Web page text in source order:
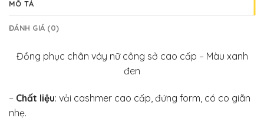
MÔ TẢ
ĐÁNH GIÁ (0)
Đồng phục chân váy nữ công sở cao cấp – Màu xanh
đen
– Chất liệu: vải cashmer cao cấp, đứng form, có co giãn
nhẹ.